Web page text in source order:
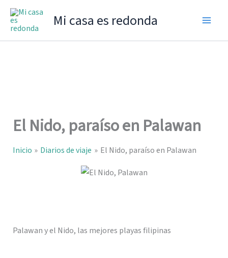
Mi casa es redonda
El Nido, paraíso en Palawan
Inicio Diarios de viaje El Nido, paraíso en Palawan
Palawan y el Nido, las mejores playas filipinas